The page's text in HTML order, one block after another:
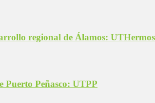
regional de Álamos:
Peñasco: UTPP